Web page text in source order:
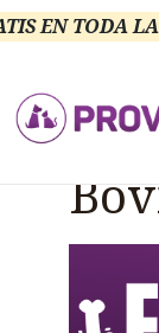
EN TODA
Baytril